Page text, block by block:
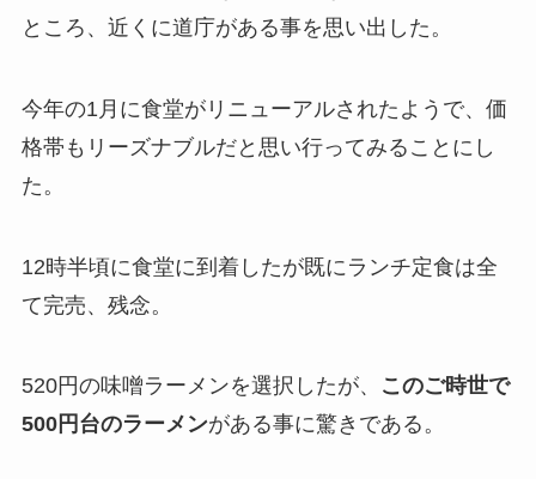
ところ、近くに道庁がある事を思い出した。
今年の1月に食堂がリニューアルされたようで、価
格帯もリーズナブルだと思い行ってみることにし
た。
12時半頃に食堂に到着したが既にランチ定食は全
て完売、残念。
520円の味噌ラーメンを選択したが、
このご時世で
500円台のラーメンがある事に驚きである。